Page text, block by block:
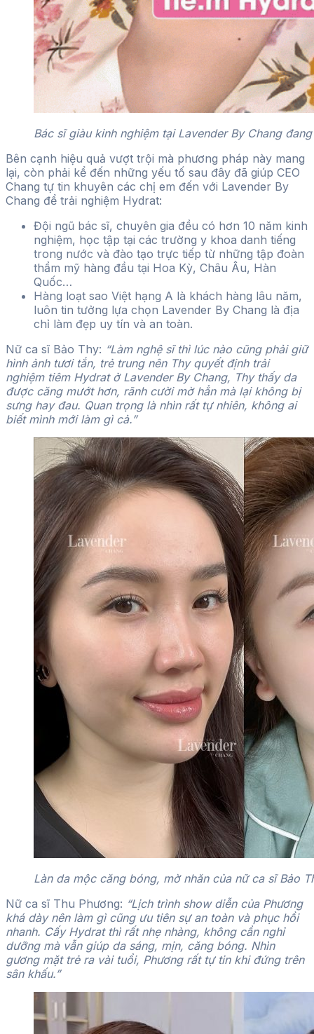
Bác sĩ giàu kinh nghiệm tại Lavender By Chang
Bên cạnh hiệu quả vượt trội mà phương pháp này mang
lại, còn phải kể đến những yếu tố sau đây đã giúp CEO
Chang tự tin khuyên các chị em đến với Lavender By
Chang để trải nghiệm Hydrat:
Đội ngũ bác sĩ, chuyên gia đều có hơn 10 năm kinh
nghiệm, học tập tại các trường y khoa danh tiếng
trong nước và đào tạo trực tiếp từ những tập đoàn
thẩm mỹ hàng đầu tại Hoa Kỳ, Châu Âu, Hàn
Quốc…
Hàng loạt sao Việt hạng A là khách hàng lâu năm,
luôn tin tưởng lựa chọn Lavender By Chang là địa
chỉ làm đẹp uy tín và an toàn.
Nữ ca sĩ Bảo Thy: “Làm nghệ sĩ thì lúc nào cũng phải giữ
hình ảnh tươi tắn, trẻ trung nên Thy quyết định trải
nghiệm tiêm Hydrat ở Lavender By Chang, Thy thấy da
được căng mướt hơn, rãnh cười mờ hẳn mà lại không bị
sưng hay đau. Quan trọng là nhìn rất tự nhiên, không ai
biết mình mới làm gì cả.”
Làn da mộc căng bóng, mờ nhăn của nữ ca sĩ Bảo
Nữ ca sĩ Thu Phương: “Lịch trình show diễn của Phương
khá dày nên làm gì cũng ưu tiên sự an toàn và phục hồi
nhanh. Cấy Hydrat thì rất nhẹ nhàng, không cần nghỉ
dưỡng mà vẫn giúp da sáng, mịn, căng bóng. Nhìn
gương mặt trẻ ra vài tuổi, Phương rất tự tin khi đứng trên
sân khấu.”